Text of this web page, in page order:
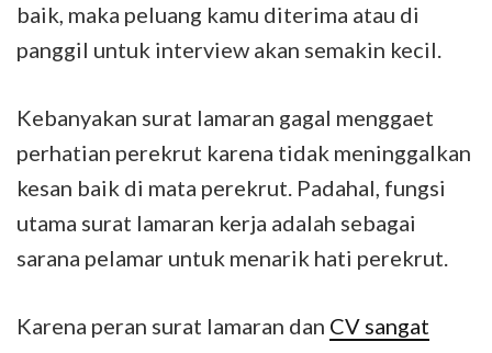
baik, maka peluang kamu diterima atau di
panggil untuk interview akan semakin kecil.
Kebanyakan surat lamaran gagal menggaet
perhatian perekrut karena tidak meninggalkan
kesan baik di mata perekrut. Padahal, fungsi
utama surat lamaran kerja adalah sebagai
sarana pelamar untuk menarik hati perekrut.
Karena peran surat lamaran dan CV sangat